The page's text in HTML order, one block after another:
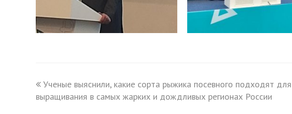
previous
post:
Ученые выяснили, какие сорта рыжика посевного подходят для
выращивания в самых жарких и дождливых регионах России